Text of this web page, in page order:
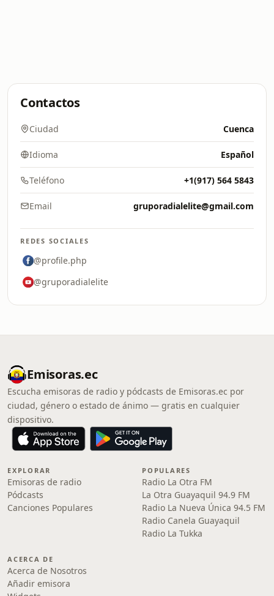
Contactos
Ciudad Cuenca
Idioma Español
Teléfono +1(917) 564 5843
Email gruporadialelite@gmail.com
REDES SOCIALES
@profile.php
@gruporadialelite
Emisoras.ec
Escucha emisoras de radio y pódcasts de Emisoras.ec por
ciudad, género o estado de ánimo — gratis en cualquier
dispositivo.
EXPLORAR
Emisoras de radio
Pódcasts
Canciones Populares
POPULARES
Radio La Otra FM
La Otra Guayaquil 94.9 FM
Radio La Nueva Única 94.5 FM
Radio Canela Guayaquil
Radio La Tukka
ACERCA DE
Acerca de Nosotros
Añadir emisora